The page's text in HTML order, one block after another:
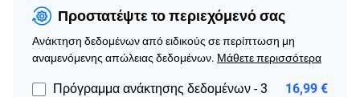
Προστατέψτε το περιεχόμενό σας
Ανάκτηση δεδομένων από ειδικούς σε περίπτωση μη
αναμενόμενης απώλειας δεδομένων. Μάθετε περισσότερα
Πρόγραμμα ανάκτησης δεδομένων - 3
16,99 €